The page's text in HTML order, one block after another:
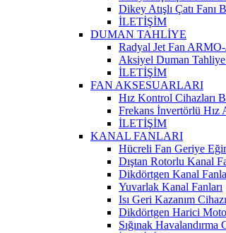
Dikey Atışlı Çatı Fanı
İLETİŞİM
DUMAN TAHLİYE
Radyal Jet Fan ARMO-
Aksiyel Duman
İLETİŞİM
FAN AKSESUARLARI
Hız Kontrol Cihazları
Frekans İnvertörlü Hız
İLETİŞİM
KANAL FANLARI
Hücreli Fan Geriye
Dıştan Rotorlu Kanal
Dikdörtgen Kanal
Yuvarlak Kanal Fanları
Isı Geri Kazanım Cihazı
Dikdörtgen Harici
Sığınak Havalandırma